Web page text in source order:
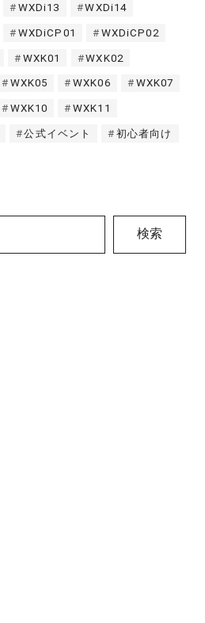
WXDi13 WXDi14
WXDiCP01 WXDiCP02
WXK01 WXK02
WXK05 WXK06 WXK07
WXK10 WXK11
公式イベント 初心者向け
検索